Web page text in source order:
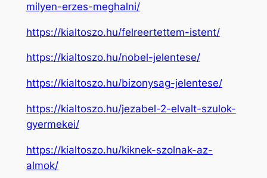
milyen-erzes-meghalni/
https://kialtoszo.hu/felreertettem-istent/
https://kialtoszo.hu/nobel-jelentese/
https://kialtoszo.hu/bizonysag-jelentese/
https://kialtoszo.hu/jezabel-2-elvalt-szulok-
gyermekei/
https://kialtoszo.hu/kiknek-szolnak-az-
almok/